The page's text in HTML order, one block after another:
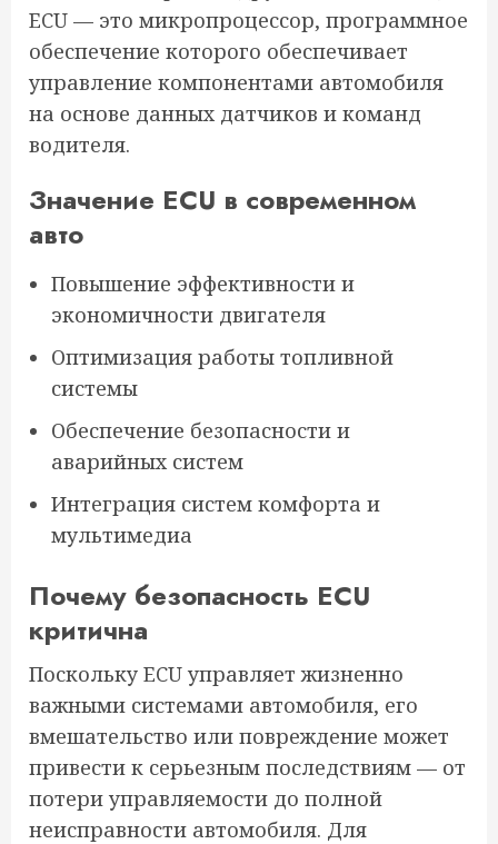
ECU — это микропроцессор, программное
обеспечение которого обеспечивает
управление компонентами автомобиля
на основе данных датчиков и команд
водителя.
Значение ECU в современном
авто
Повышение эффективности и
экономичности двигателя
Оптимизация работы топливной
системы
Обеспечение безопасности и
аварийных систем
Интеграция систем комфорта и
мультимедиа
Почему безопасность ECU
критична
Поскольку ECU управляет жизненно
важными системами автомобиля, его
вмешательство или повреждение может
привести к серьезным последствиям — от
потери управляемости до полной
неисправности автомобиля. Для